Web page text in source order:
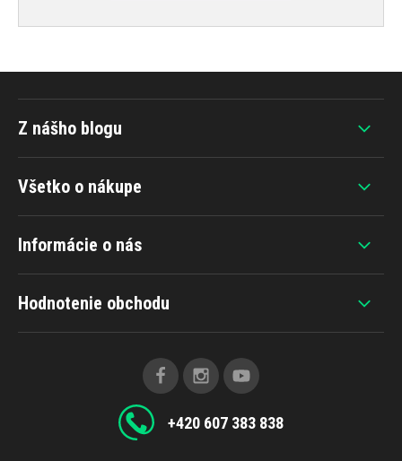
Všetko o nákupe
Informácie o nás
Hodnotenie obchodu
+420 607 383 838
Z nášho blogu